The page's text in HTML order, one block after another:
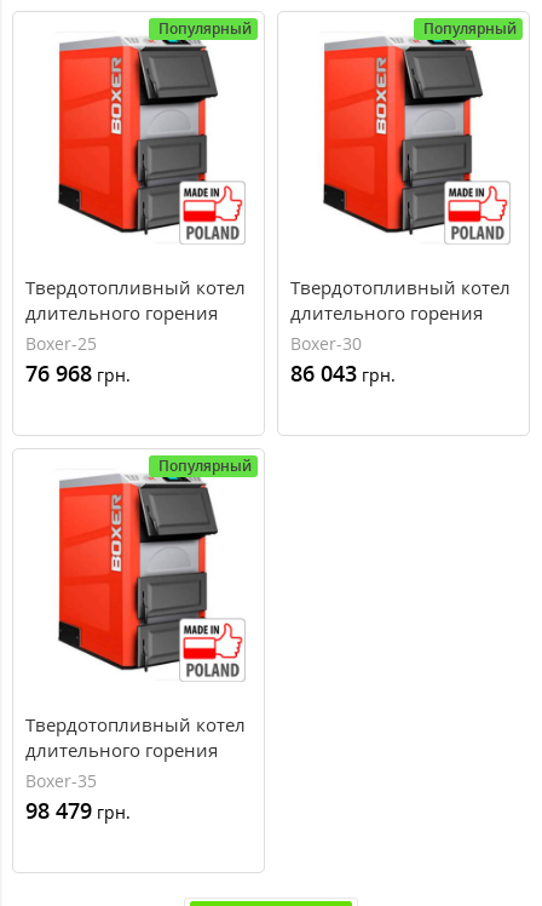
Популярный
Твердотопливный котел
длительного горения
Kolton Boxer-25, 27 кВт
Boxer-25
76 968 грн.
Популярный
Твердотопливный котел
длительного горения
Kolton Boxer-30, 33 кВт
Boxer-30
86 043 грн.
Популярный
Твердотопливный котел
длительного горения
Kolton Boxer-35, 39 кВт
Boxer-35
98 479 грн.